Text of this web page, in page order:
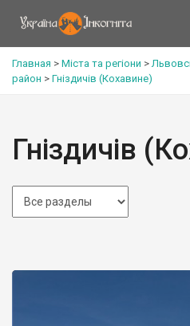
Главная > Міста та регіони >
район > Гніздичів (Кохавине)
Гніздичів